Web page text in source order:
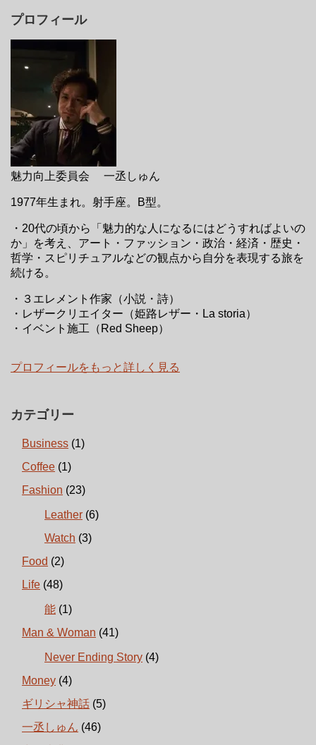
プロフィール
魅力向上委員会 一丞しゅん
1977年生まれ。射手座。B型。
・20代の頃から「魅力的な人になるにはどうすればよいの
か」を考え、アート・ファッション・政治・経済・歴史・
哲学・スピリチュアルなどの観点から自分を表現する旅を
続ける。
・３エレメント作家（小説・詩）
・レザークリエイター（姫路レザー・La storia）
・イベント施工（Red Sheep）
プロフィールをもっと詳しく見る
カテゴリー
Business (1)
Coffee (1)
Fashion (23)
Leather (6)
Watch (3)
Food (2)
Life (48)
能 (1)
Man & Woman (41)
Never Ending Story (4)
Money (4)
ギリシャ神話 (5)
一丞しゅん (46)